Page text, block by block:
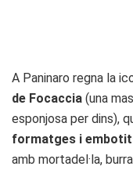
A Paninaro regna la
de Focaccia (una
esponjosa per dins),
formatges i
amb mortadel·la,